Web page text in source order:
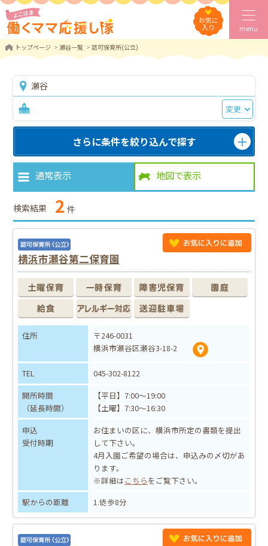
menu
お気に
入り
トップページ 瀬谷一覧 認可保育所(公立)
瀬谷
変更
さらに条件を絞り込んで探す
地図で表示
通常表示
検索結果 2 件
横浜市瀬谷第二保育園
住所
〒246-0031
横浜市瀬谷区瀬谷3-18-2
TEL
045-302-8122
開所時間
（延長時間）
【平日】7:00～19:00
【土曜】7:30～16:30
申込
受付時期
お住まいの区に、横浜市所定の書類を提出
して下さい。
4月入園ご希望の場合は、申込みの〆切があ
ります。
※詳細はこちらをご覧下さい。
駅からの距離
1.徒歩8分